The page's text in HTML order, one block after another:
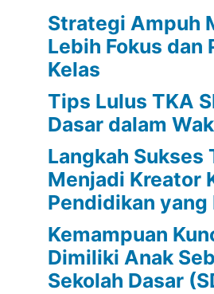
Strategi Ampuh
Lebih Fokus dan
Kelas
Tips Lulus TKA
Dasar dalam
Langkah Sukses
Menjadi Kreator
Pendidikan
Kemampuan
Dimiliki Anak
Sekolah Dasar